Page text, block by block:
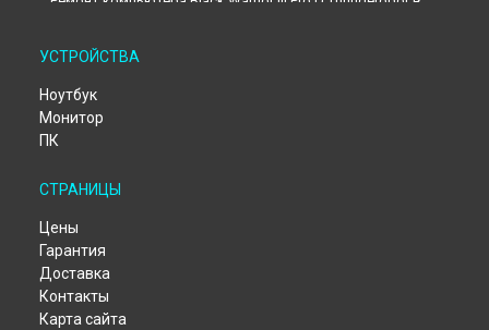
Ремонт компьютера Black Warrior III Pro D Thunderobot в
Казани
Ремонт компьютера Black Warrior III Pro D Thunderobot в
Москве
Ремонт компьютера Black Warrior III Pro D Thunderobot в
Санкт-Петербурге
УСТРОЙСТВА
Ноутбук
Монитор
ПК
СТРАНИЦЫ
Цены
Гарантия
Доставка
Контакты
Карта сайта